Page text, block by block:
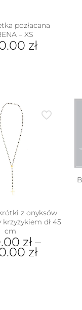
pozłacana
– XS
zł
z onyksów
dł 45
cm
zł –
zł